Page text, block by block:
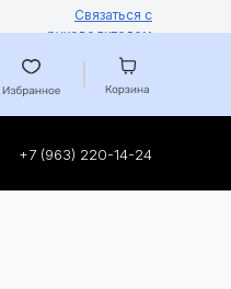
Связаться с
руководителем
+7 (963) 220-14-24